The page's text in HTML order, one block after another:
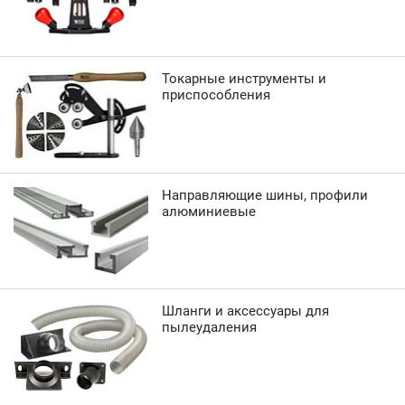
Токарные инструменты и
приспособления
Направляющие шины, профили
алюминиевые
Шланги и аксессуары для
пылеудаления